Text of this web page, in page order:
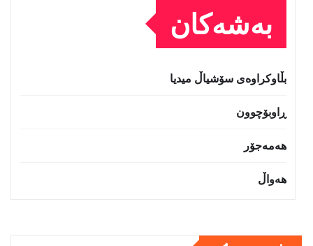
بەشەکان
بڵاوکراوەی سۆشیاڵ میدیا
ڕاوبۆچوون
هەمەجۆر
هەواڵ